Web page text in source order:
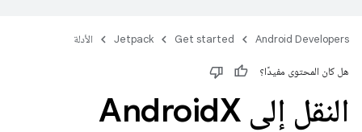
Android Developers
Get started
Jetpack الأدلة
هل كان المحتوى مفيدًا؟
النقل إلى Android X